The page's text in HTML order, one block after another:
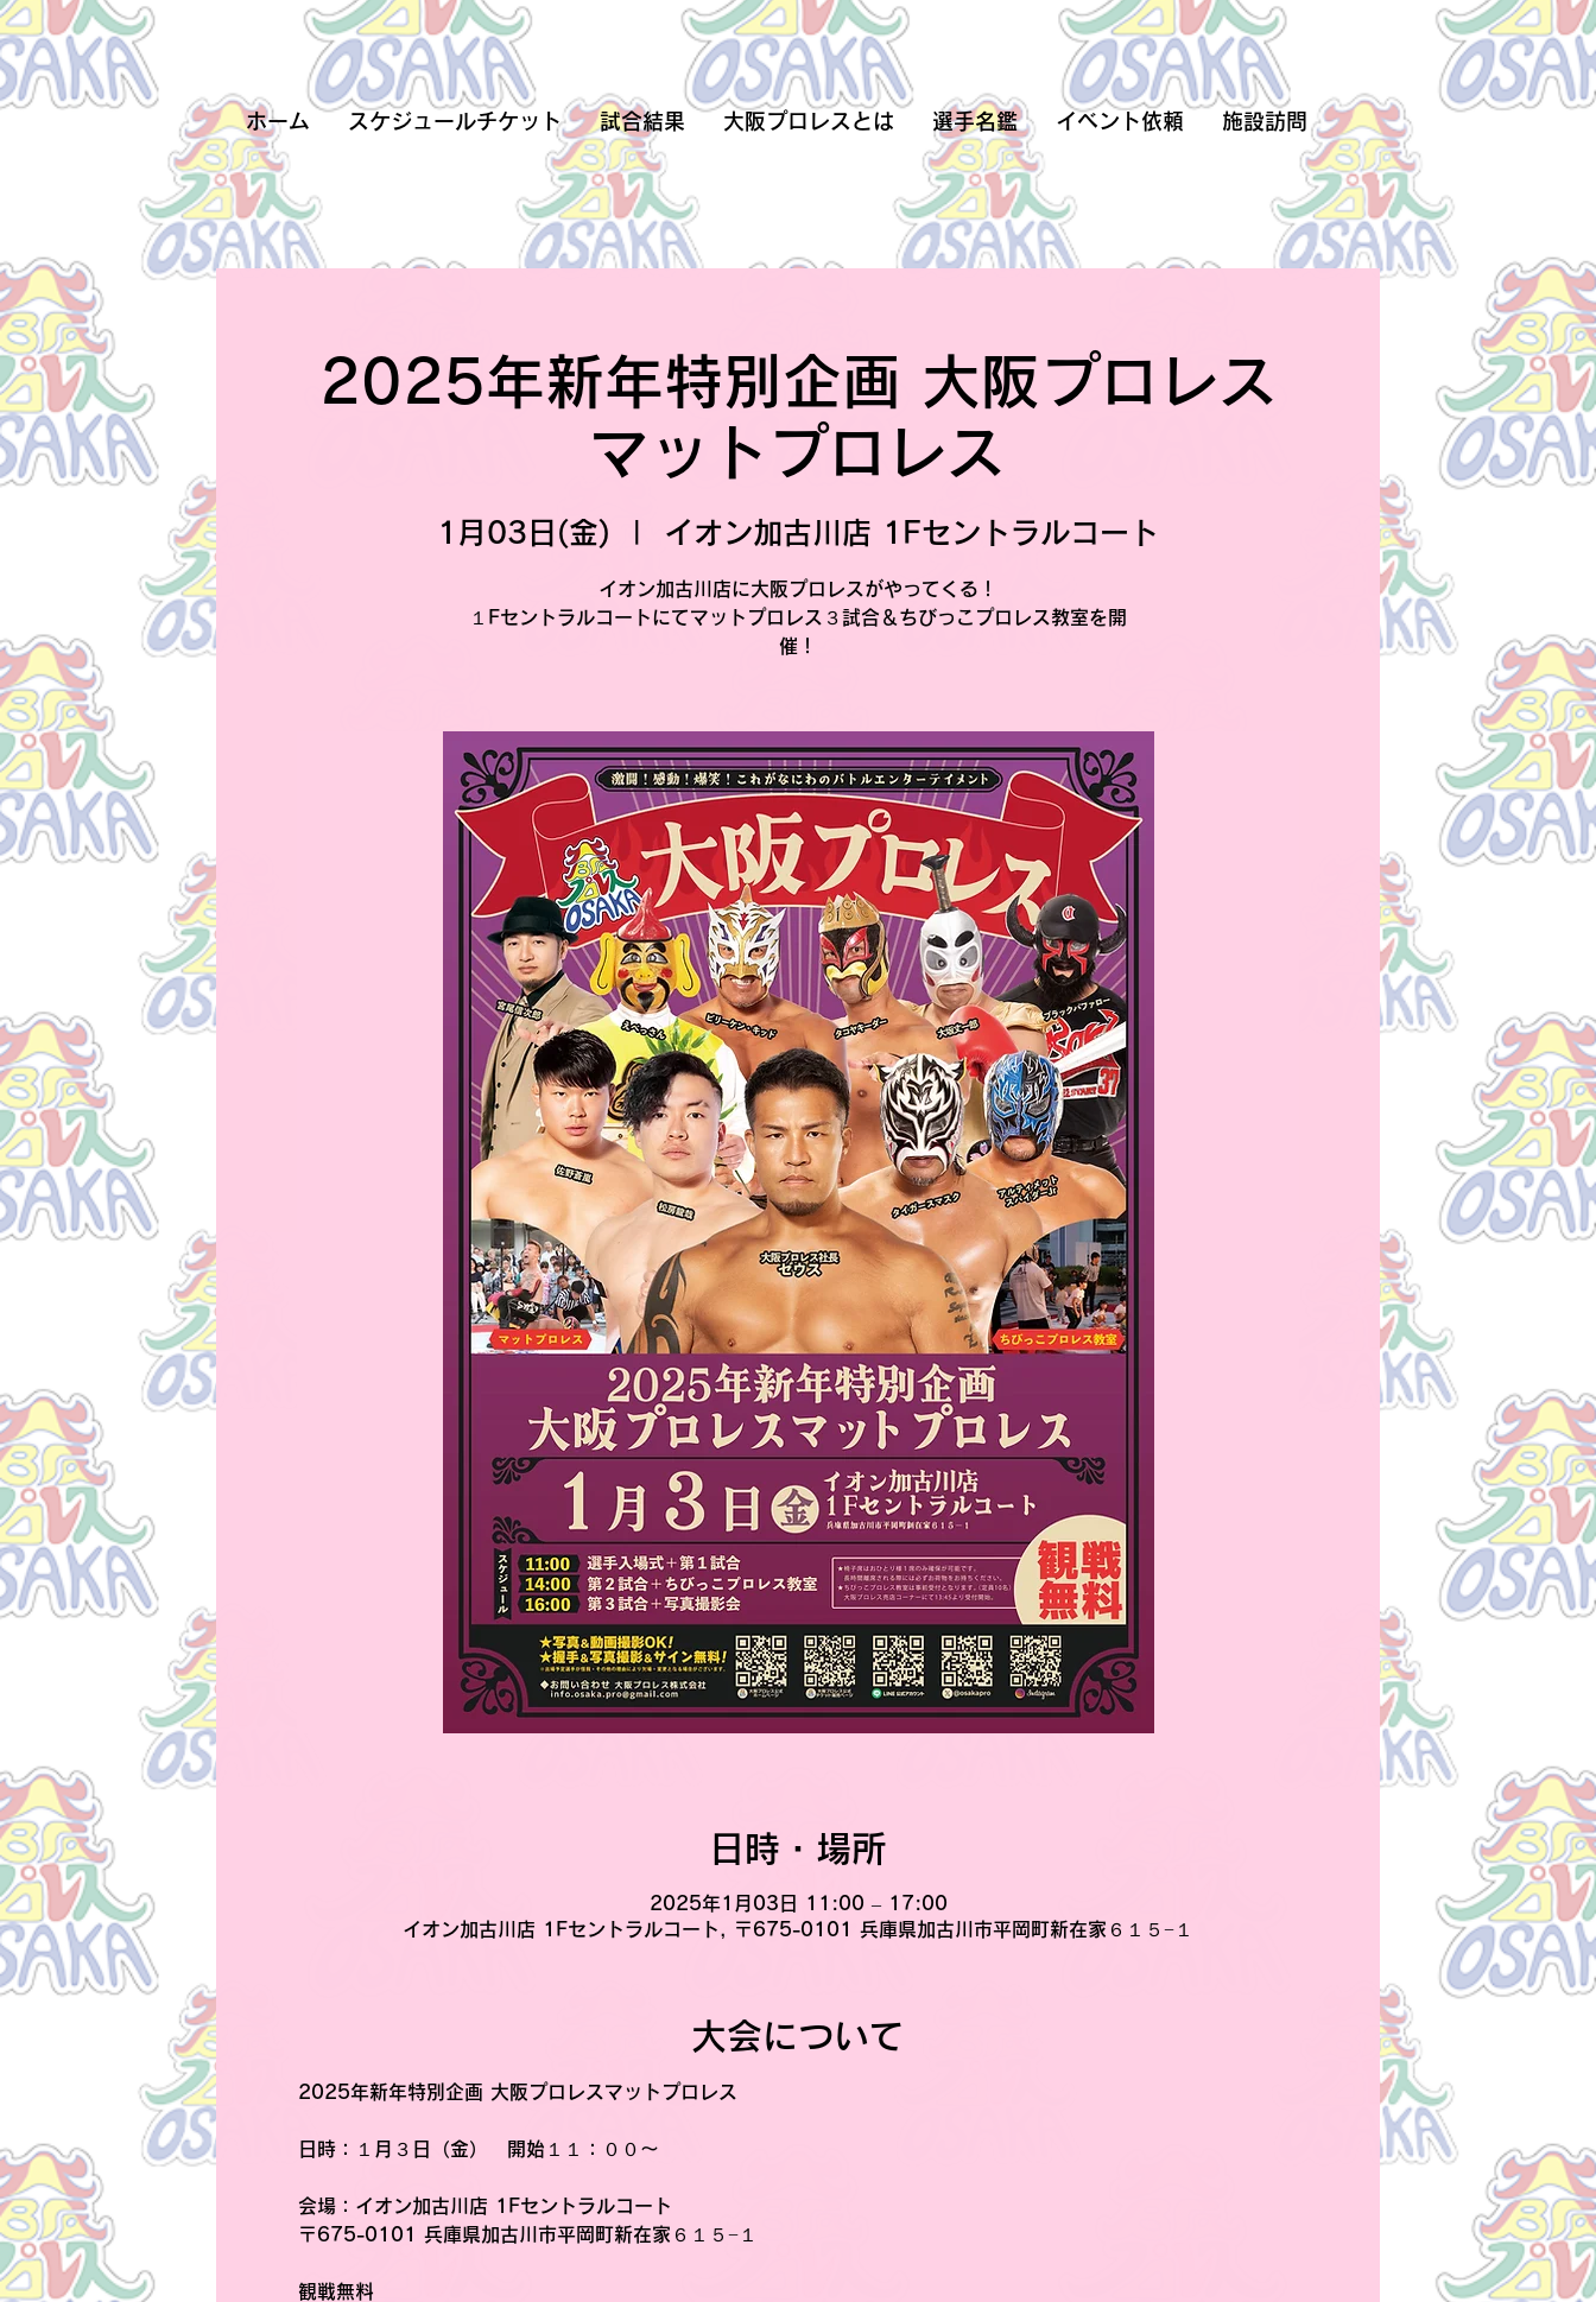
ホーム スケジュールチケット 試合結果 大阪プロレスとは 選手名鑑 イベント依頼 施設訪問
2025年新年特別企画 大阪プロレス
マットプロレス
1月03日(金) イオン加古川店 1Fセントラルコート
イオン加古川店に大阪プロレスがやってくる！
１Fセントラルコートにてマットプロレス３試合＆ちびっこプロレス教室を開
催！
日時・場所
2025年1月03日 11:00 – 17:00
イオン加古川店 1Fセントラルコート, 〒675-0101 兵庫県加古川市平岡町新在家６１５−１
大会について
2025年新年特別企画 大阪プロレスマットプロレス
日時：１月３日（金）　開始１１：００〜
会場：イオン加古川店 1Fセントラルコート
〒675-0101 兵庫県加古川市平岡町新在家６１５−１
観戦無料